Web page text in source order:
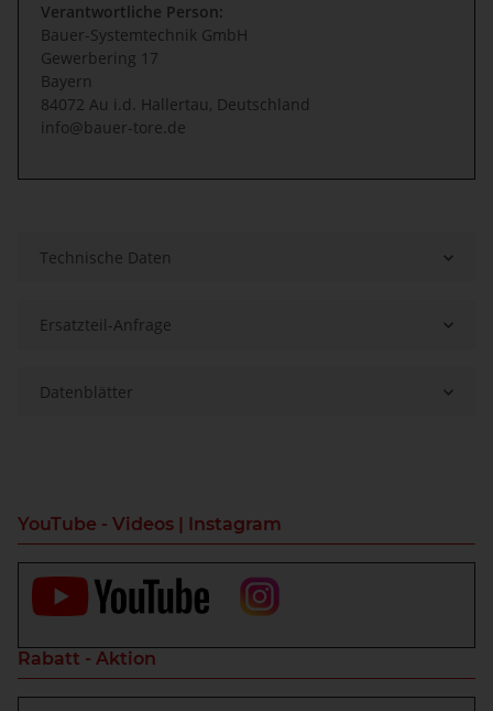
Verantwortliche Person:
Bauer-Systemtechnik GmbH
Gewerbering 17
Bayern
84072 Au i.d. Hallertau, Deutschland
info@bauer-tore.de
Technische Daten
Ersatzteil-Anfrage
Datenblätter
YouTube - Videos | Instagram
Rabatt - Aktion